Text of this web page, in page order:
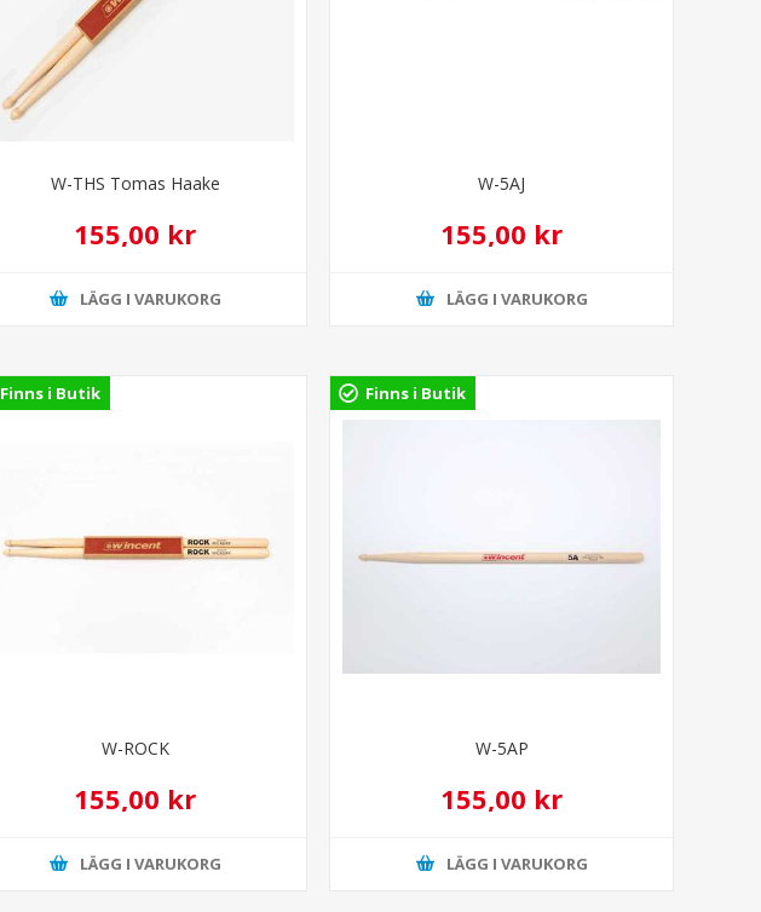
W-THS Tomas Haake
155,00 kr
LÄGG I VARUKORG
W-5AJ
155,00 kr
LÄGG I VARUKORG
Finns i Butik
W-ROCK
155,00 kr
LÄGG I VARUKORG
Finns i Butik
W-5AP
155,00 kr
LÄGG I VARUKORG